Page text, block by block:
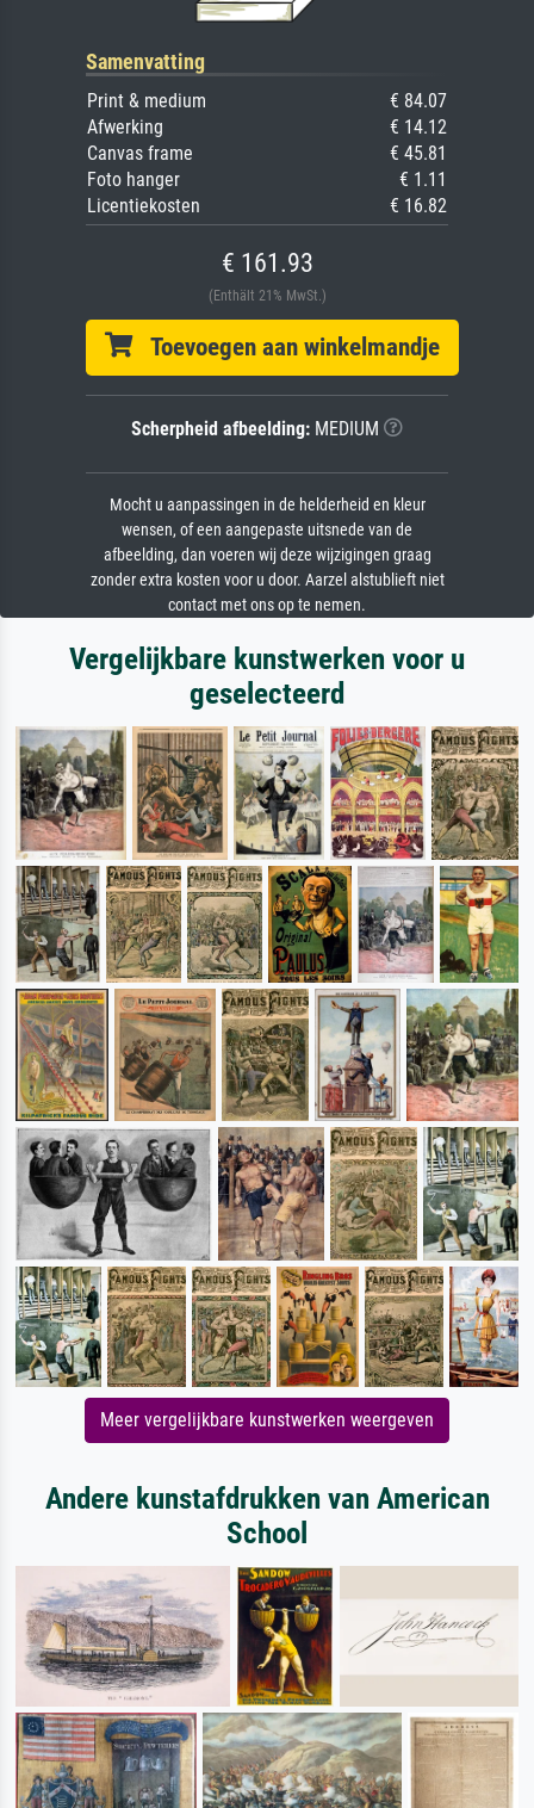
Samenvatting
Print & medium
€ 84.07
Afwerking
€ 14.12
Canvas frame
€ 45.81
Foto hanger
€ 1.11
Licentiekosten
€ 16.82
€ 161.93
(Enthält 21% MwSt.)
Toevoegen aan winkelmandje
Scherpheid afbeelding: MEDIUM
Mocht u aanpassingen in de helderheid en kleur
wensen, of een aangepaste uitsnede van de
afbeelding, dan voeren wij deze wijzigingen graag
zonder extra kosten voor u door. Aarzel alstublieft niet
contact met ons op te nemen.
Vergelijkbare kunstwerken voor u
geselecteerd
Meer vergelijkbare kunstwerken weergeven
Andere kunstafdrukken van American
School